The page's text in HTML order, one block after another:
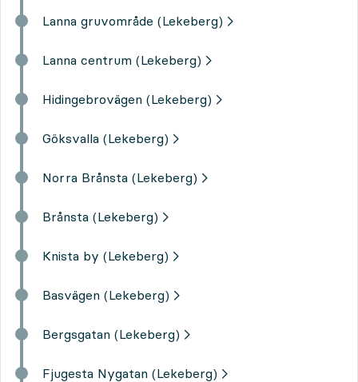
Lanna gruvområde (Lekeberg)
Lanna centrum (Lekeberg)
Hidingebrovägen (Lekeberg)
Göksvalla (Lekeberg)
Norra Brånsta (Lekeberg)
Brånsta (Lekeberg)
Knista by (Lekeberg)
Basvägen (Lekeberg)
Bergsgatan (Lekeberg)
Fjugesta Nygatan (Lekeberg)